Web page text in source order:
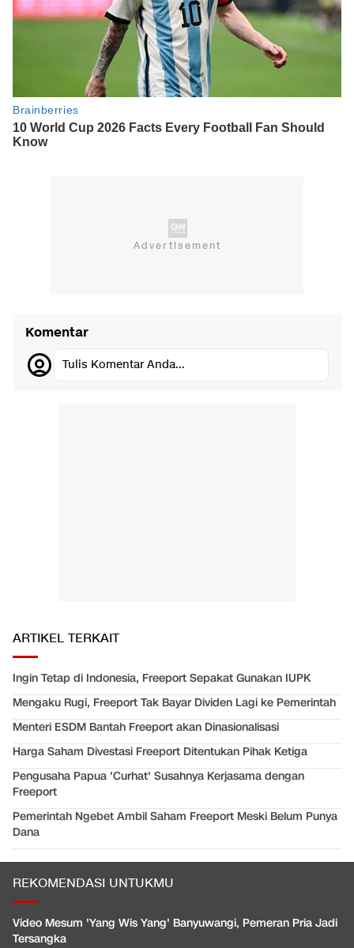
Komentar
Tulis Komentar Anda...
ARTIKEL TERKAIT
Ingin Tetap di Indonesia, Freeport Sepakat Gunakan IUPK
Mengaku Rugi, Freeport Tak Bayar Dividen Lagi ke Pemerintah
Menteri ESDM Bantah Freeport akan Dinasionalisasi
Harga Saham Divestasi Freeport Ditentukan Pihak Ketiga
Pengusaha Papua 'Curhat' Susahnya Kerjasama dengan
Freeport
Pemerintah Ngebet Ambil Saham Freeport Meski Belum Punya
Dana
REKOMENDASI UNTUKMU
Video Mesum 'Yang Wis Yang' Banyuwangi, Pemeran Pria Jadi
Tersangka